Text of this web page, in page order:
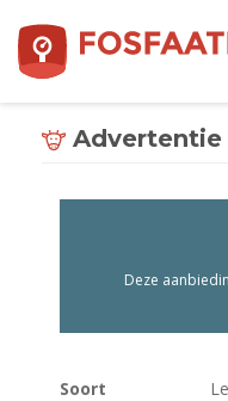
Advertentie
Soort
Deze